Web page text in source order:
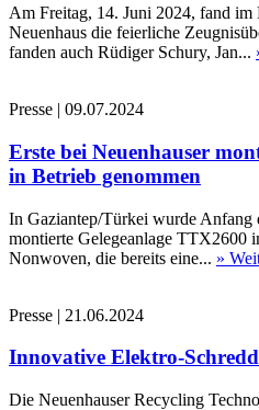
Am Freitag, 14. Juni 2024, fand
Neuenhaus die feierliche
fanden auch Rüdiger Schury, Jan...
Presse | 09.07.2024
Erste bei Neuenhauser
in Betrieb genommen
In Gaziantep/Türkei wurde Anfang
montierte Gelegeanlage TTX2600
Nonwoven, die bereits eine... »
Presse | 21.06.2024
Innovative Elektro-
Die Neuenhauser Recycling